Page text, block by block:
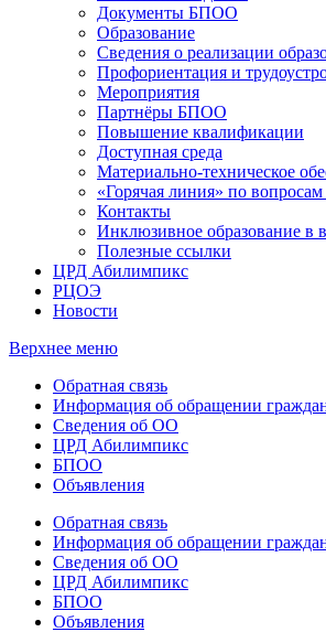
Документы БПОО
Образование
Сведения о реализации
Профориентация и
Мероприятия
Партнёры БПОО
Повышение квалификации
Доступная среда
Материально-техническое
«Горячая линия» по
Контакты
Инклюзивное образование в
Полезные ссылки
ЦРД Абилимпикс
РЦОЭ
Новости
Верхнее меню
Обратная связь
Информация об обращении
Сведения об ОО
ЦРД Абилимпикс
БПОО
Объявления
Обратная связь
Информация об обращении
Сведения об ОО
ЦРД Абилимпикс
БПОО
Объявления